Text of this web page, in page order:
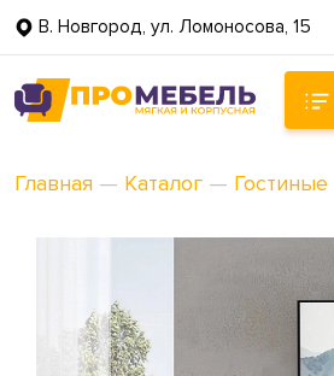
В. Новгород, ул. Ломоносова, 15
Главная — Каталог — Гостиные